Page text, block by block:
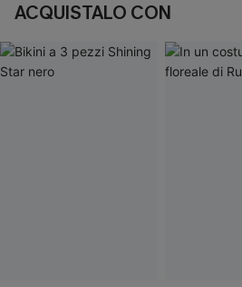
ACQUISTALO CON